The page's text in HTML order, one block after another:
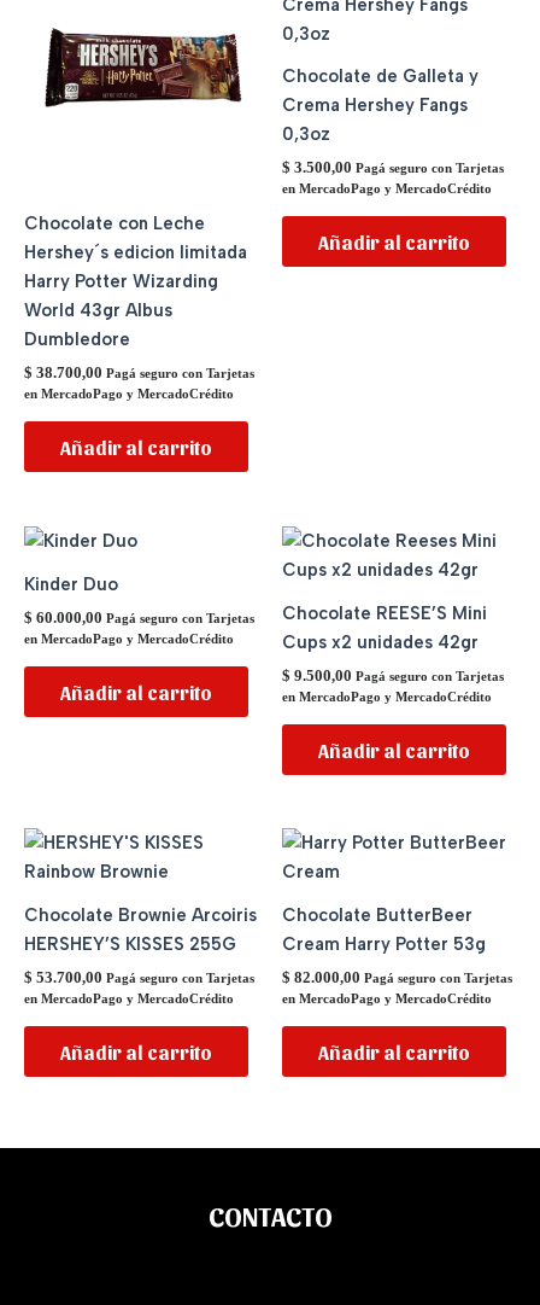
Chocolate con Leche
Hershey´s edicion limitada
Harry Potter Wizarding
World 43gr Albus
Dumbledore
$ 38.700,00 Pagá seguro con Tarjetas
en MercadoPago y MercadoCrédito
Añadir al carrito
Chocolate de Galleta y
Crema Hershey Fangs
0,3oz
$ 3.500,00 Pagá seguro con Tarjetas
en MercadoPago y MercadoCrédito
Añadir al carrito
Kinder Duo
$ 60.000,00 Pagá seguro con Tarjetas
en MercadoPago y MercadoCrédito
Añadir al carrito
Chocolate REESE’S Mini
Cups x2 unidades 42gr
$ 9.500,00 Pagá seguro con Tarjetas
en MercadoPago y MercadoCrédito
Añadir al carrito
Chocolate Brownie Arcoiris
HERSHEY’S KISSES 255G
$ 53.700,00 Pagá seguro con Tarjetas
en MercadoPago y MercadoCrédito
Añadir al carrito
Chocolate ButterBeer
Cream Harry Potter 53g
$ 82.000,00 Pagá seguro con Tarjetas
en MercadoPago y MercadoCrédito
Añadir al carrito
CONTACTO